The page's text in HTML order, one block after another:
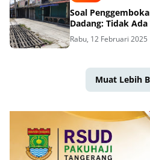
Soal
Dadang: Tidak
Rabu, 12 Februari 2025
Muat Lebih